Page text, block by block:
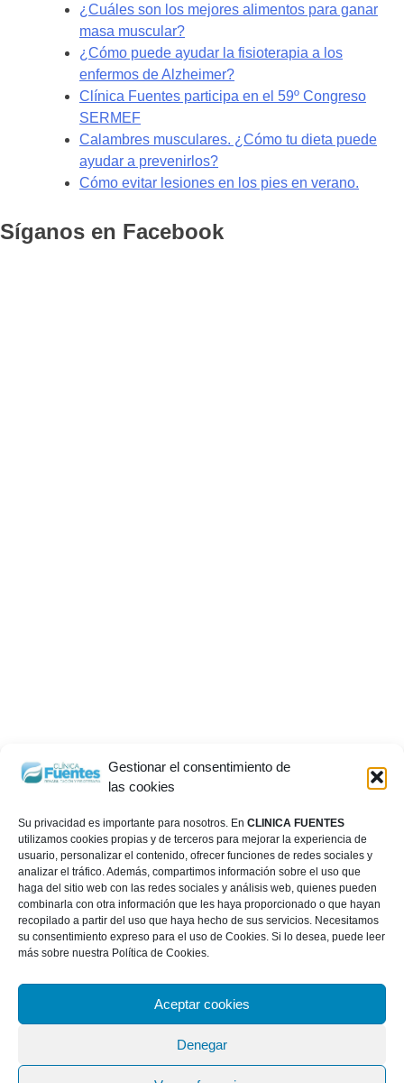
Gestionar el consentimiento de
las cookies
Su privacidad es importante para nosotros. En CLINICA FUENTES
utilizamos cookies propias y de terceros para mejorar la experiencia de
usuario, personalizar el contenido, ofrecer funciones de redes sociales y
analizar el tráfico. Además, compartimos información sobre el uso que
haga del sitio web con las redes sociales y análisis web, quienes pueden
combinarla con otra información que les haya proporcionado o que hayan
recopilado a partir del uso que haya hecho de sus servicios. Necesitamos
su consentimiento expreso para el uso de Cookies. Si lo desea, puede leer
más sobre nuestra Política de Cookies.
Aceptar cookies
Denegar
¿Cuáles son los mejores alimentos para ganar
masa muscular?
¿Cómo puede ayudar la fisioterapia a los
enfermos de Alzheimer?
Clínica Fuentes participa en el 59º Congreso
SERMEF
Calambres musculares. ¿Cómo tu dieta puede
ayudar a prevenirlos?
Cómo evitar lesiones en los pies en verano.
Síganos en Facebook